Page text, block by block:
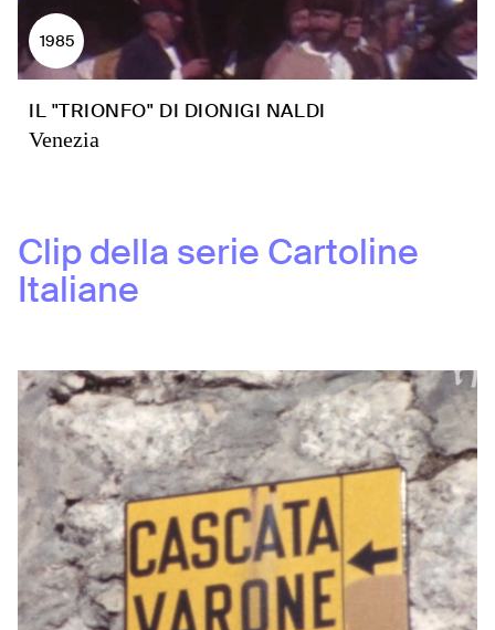
1985
IL "TRIONFO" DI DIONIGI NALDI
Venezia
Clip della serie Cartoline
Italiane